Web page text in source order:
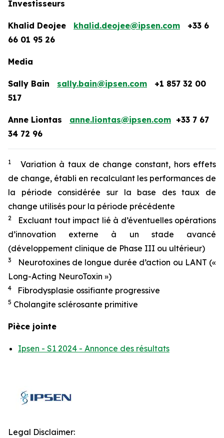
Investisseurs
Khalid Deojee khalid.deojee@ipsen.com +33 6
66 01 95 26
Media
Sally Bain sally.bain@ipsen.com +1 857 32 00
517
Anne Liontas anne.liontas@ipsen.com +33 7 67
34 72 96
1
Variation à taux de change constant, hors effets
de change, établi en recalculant les performances de
la période considérée sur la base des taux de
change utilisés pour la période précédente
2
Excluant tout impact lié à d’éventuelles opérations
d’innovation externe à un stade avancé
(développement clinique de Phase III ou ultérieur)
3
Neurotoxines de longue durée d’action ou LANT («
Long-Acting NeuroToxin »)
4 Fibrodysplasie ossifiante progressive
5 Cholangite sclérosante primitive
Pièce jointe
Ipsen - S1 2024 - Annonce des résultats
Legal Disclaimer: